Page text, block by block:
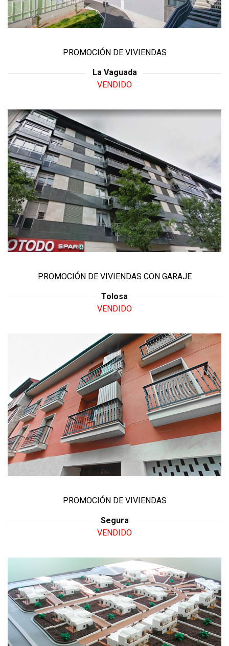
PROMOCIÓN DE VIVIENDAS
La Vaguada
VENDIDO
PROMOCIÓN DE VIVIENDAS CON GARAJE
Tolosa
VENDIDO
PROMOCIÓN DE VIVIENDAS
Segura
VENDIDO